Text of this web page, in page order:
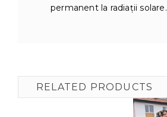
permanent la radiații solare.
RELATED PRODUCTS